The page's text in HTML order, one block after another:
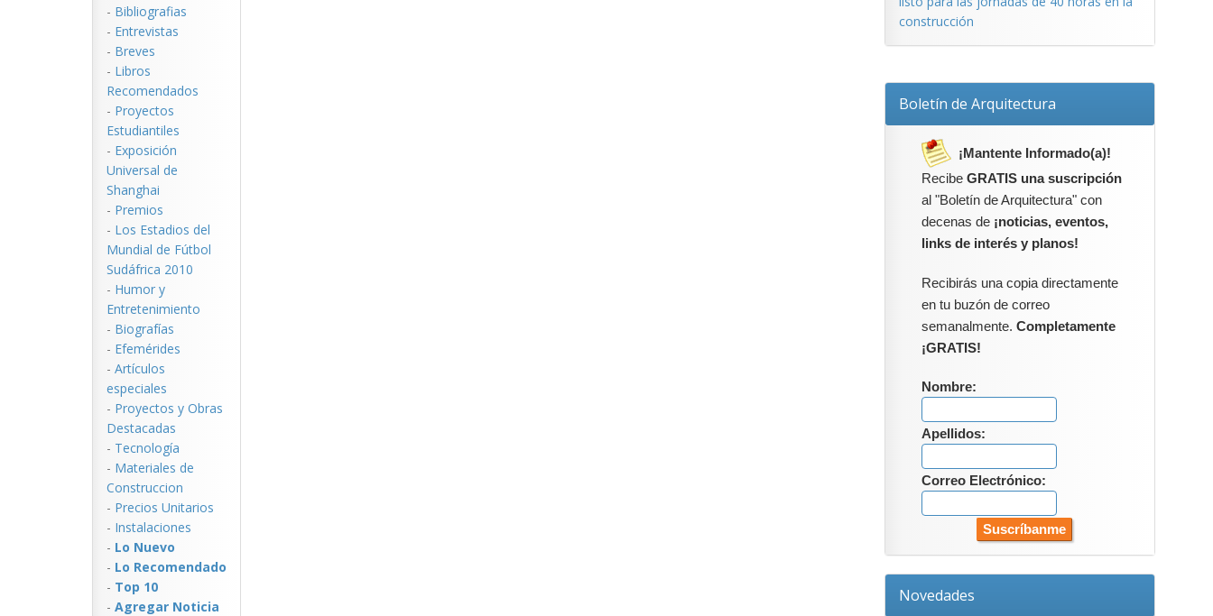
- Bibliografias
- Entrevistas
- Breves
- Libros
Recomendados
- Proyectos
Estudiantiles
- Exposición
Universal de
Shanghai
- Premios
- Los Estadios del
Mundial de Fútbol
Sudáfrica 2010
- Humor y
Entretenimiento
- Biografías
- Efemérides
- Artículos
especiales
- Proyectos y Obras
Destacadas
- Tecnología
- Materiales de
Construccion
- Precios Unitarios
- Instalaciones
- Lo Nuevo
- Lo Recomendado
- Top 10
- Agregar Noticia
construcción
Boletín de Arquitectura
¡Mantente Informado(a)!
Recibe GRATIS una suscripción
al "Boletín de Arquitectura" con
decenas de ¡noticias, eventos,
links de interés y planos!
Recibirás una copia directamente
en tu buzón de correo
semanalmente. Completamente
¡GRATIS!
Nombre:
Apellidos:
Correo Electrónico:
Novedades